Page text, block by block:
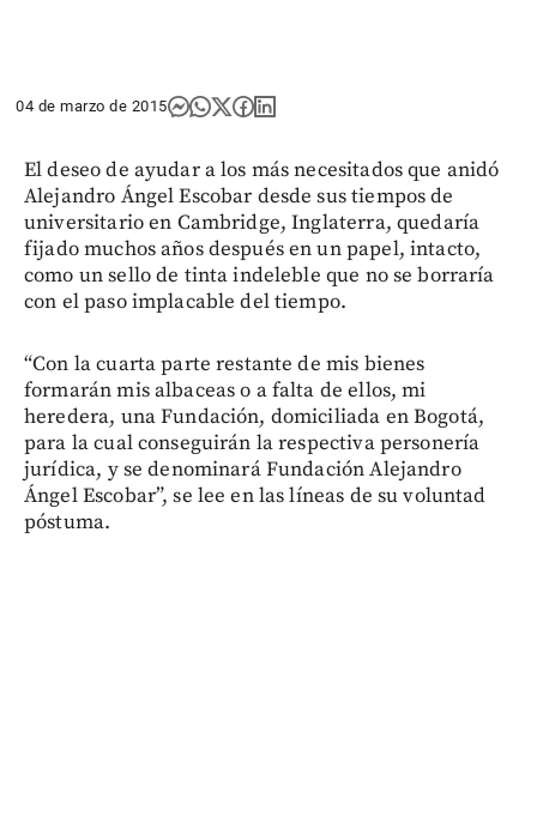
04 de marzo de 2015
El deseo de ayudar a los más necesitados que anidó
Alejandro Ángel Escobar desde sus tiempos de
universitario en Cambridge, Inglaterra, quedaría
fijado muchos años después en un papel, intacto,
como un sello de tinta indeleble que no se borraría
con el paso implacable del tiempo.
“Con la cuarta parte restante de mis bienes
formarán mis albaceas o a falta de ellos, mi
heredera, una Fundación, domiciliada en Bogotá,
para la cual conseguirán la respectiva personería
jurídica, y se denominará Fundación Alejandro
Ángel Escobar”, se lee en las líneas de su voluntad
póstuma.